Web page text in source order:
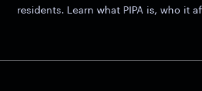
residents. Learn what PIPA is, who it